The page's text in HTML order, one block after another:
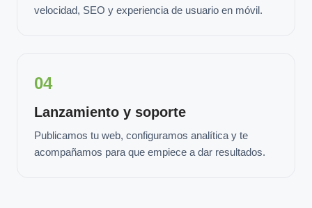
velocidad, SEO y experiencia de usuario en móvil.
04
Lanzamiento y soporte
Publicamos tu web, configuramos analítica y te
acompañamos para que empiece a dar resultados.